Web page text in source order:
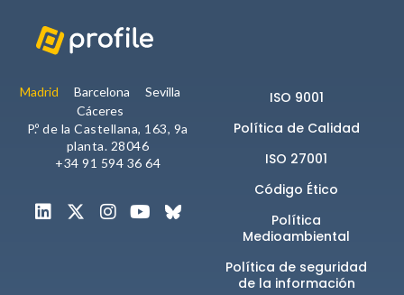
Madrid Barcelona
Sevilla
Cáceres
P.º de la Castellana, 163, 9a
planta. 28046
+34 91 594 36 64
ISO 9001
Política de Calidad
ISO 27001
Código Ético
Política
Medioambiental
Política de seguridad
de la información​